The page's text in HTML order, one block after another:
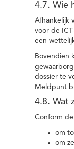
4.7. Wie
Afhankelijk
voor de
een
Bovendien
dossier te
Meldpunt
4.8. Wat
Conform
om
om